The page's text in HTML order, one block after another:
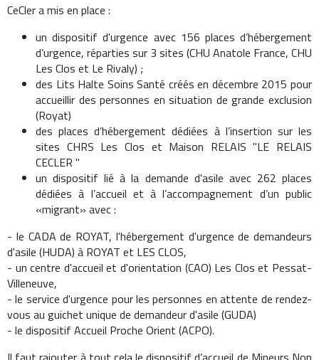
CeCler a mis en place :
un dispositif d'urgence avec 156 places d’hébergement
d’urgence, réparties sur 3 sites (CHU Anatole France, CHU
Les Clos et Le Rivaly) ;
des Lits Halte Soins Santé créés en décembre 2015 pour
accueillir des personnes en situation de grande exclusion
(Royat)
des places d’hébergement dédiées à l’insertion sur les
sites CHRS Les Clos et Maison RELAIS "LE RELAIS
CECLER "
un dispositif lié à la demande d'asile avec 262 places
dédiées à l’accueil et à l’accompagnement d’un public
«migrant» avec :
- le CADA de ROYAT, l'hébergement d'urgence de demandeurs
d'asile (HUDA) à ROYAT et LES CLOS,
- un centre d'accueil et d'orientation (CAO) Les Clos et Pessat-
Villeneuve,
- le service d'urgence pour les personnes en attente de rendez-
vous au guichet unique de demandeur d'asile (GUDA)
- le dispositif Accueil Proche Orient (ACPO).